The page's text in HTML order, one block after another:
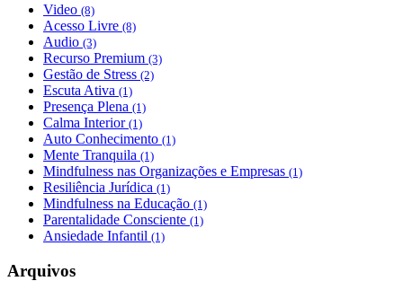
Video (8)
Acesso Livre (8)
Audio (3)
Recurso Premium (3)
Gestão de Stress (2)
Escuta Ativa (1)
Presença Plena (1)
Calma Interior (1)
Auto Conhecimento (1)
Mente Tranquila (1)
Mindfulness nas Organizações e Empresas (1)
Resiliência Jurídica (1)
Mindfulness na Educação (1)
Parentalidade Consciente (1)
Ansiedade Infantil (1)
Arquivos